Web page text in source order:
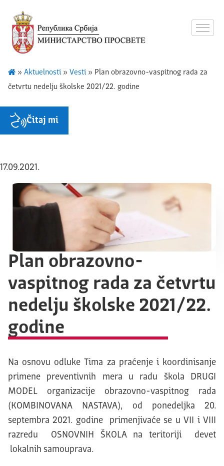
» Aktuelnosti» Vesti» Plan obrazovno-vaspitnog rada za
četvrtu nedelju školske 2021/22. godine
Čitaj mi
17.09.2021.
Plan obrazovno-
vaspitnog rada za četvrtu
nedelju školske 2021/22.
godine
Na osnovu odluke Tima za praćenje i koordinisanje
primene preventivnih mera u radu škola DRUGI
MODEL organizacije obrazovno-vaspitnog rada
(KOMBINOVANA NASTAVA), od ponedeljka 20.
septembra 2021. godine primenjivaće se u VII i VIII
razredu OSNOVNIH ŠKOLA na teritoriji devet
lokalnih samouprava.